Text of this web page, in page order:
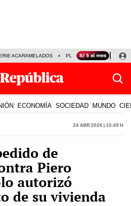
ACARAMELADOS PLAZA VEA
ECONOMÍA SOCIEDAD MUNDO
24 Abr 2026 | 10:49 h
de
Piero
autorizó
de su vivienda